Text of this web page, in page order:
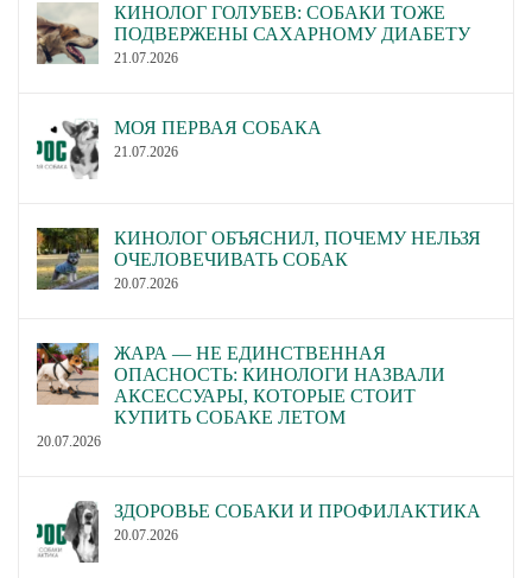
КИНОЛОГ ГОЛУБЕВ: СОБАКИ ТОЖЕ
ПОДВЕРЖЕНЫ САХАРНОМУ ДИАБЕТУ
21.07.2026
МОЯ ПЕРВАЯ СОБАКА
21.07.2026
КИНОЛОГ ОБЪЯСНИЛ, ПОЧЕМУ НЕЛЬЗЯ
ОЧЕЛОВЕЧИВАТЬ СОБАК
20.07.2026
ЖАРА — НЕ ЕДИНСТВЕННАЯ
ОПАСНОСТЬ: КИНОЛОГИ НАЗВАЛИ
АКСЕССУАРЫ, КОТОРЫЕ СТОИТ
КУПИТЬ СОБАКЕ ЛЕТОМ
20.07.2026
ЗДОРОВЬЕ СОБАКИ И ПРОФИЛАКТИКА
20.07.2026